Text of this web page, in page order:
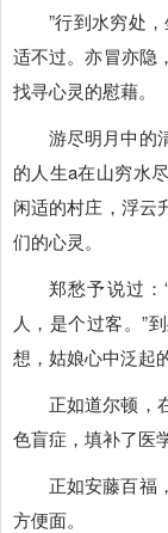
”行到水穷处
适不过。亦冒亦隐
找寻心灵的慰藉。
游尽明月中的
的人生a在山穷水
闲适的村庄，浮云
们的心灵。
郑愁予说过
人，是个过客。”
想，姑娘心中泛起
正如道尔顿，
色盲症，填补了医
正如安藤百福
方便面。